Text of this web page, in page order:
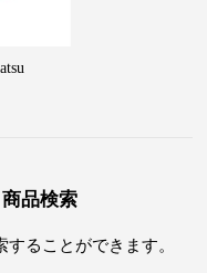
商品検索
ることができます。